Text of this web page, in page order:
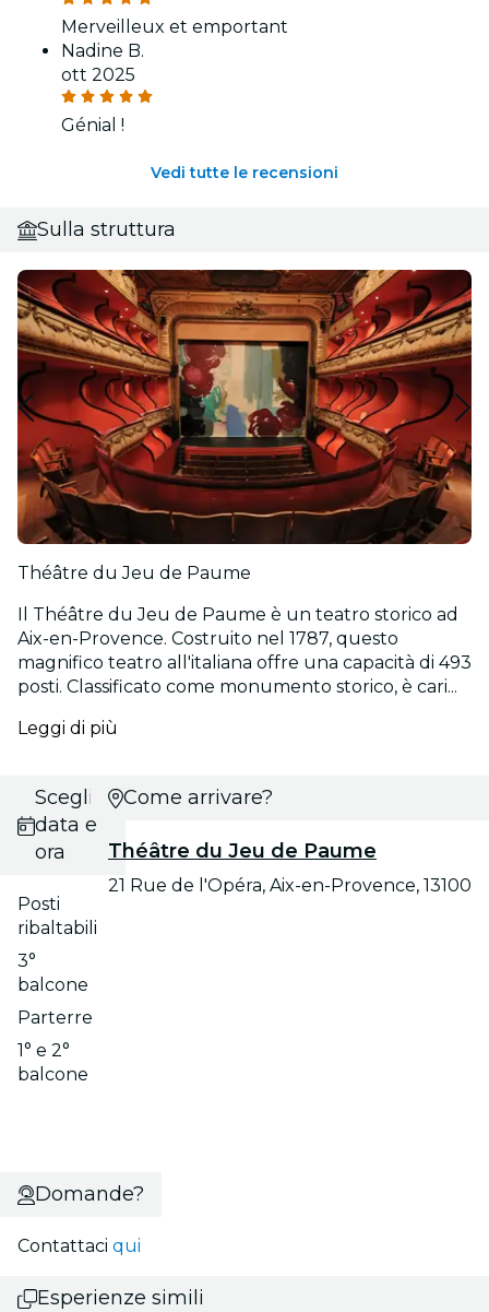
Merveilleux et emportant
Nadine B.
ott 2025
Génial !
Vedi tutte le recensioni
Sulla struttura
Théâtre du Jeu de Paume
Il Théâtre du Jeu de Paume è un teatro storico ad
Aix-en-Provence. Costruito nel 1787, questo
magnifico teatro all'italiana offre una capacità di 493
posti. Classificato come monumento storico, è cari...
Leggi di più
Scegli
data e
ora
Posti
ribaltabili
3°
balcone
Parterre
1° e 2°
balcone
Come arrivare?
Théâtre du Jeu de Paume
21 Rue de l'Opéra, Aix-en-Provence, 13100
Domande?
Contattaci qui
Esperienze simili